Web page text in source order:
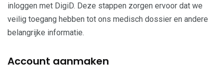
inloggen met DigiD. Deze stappen zorgen ervoor dat we
veilig toegang hebben tot ons medisch dossier en andere
belangrijke informatie.
Account aanmaken